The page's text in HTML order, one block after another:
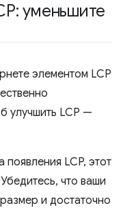
уменьшите
элементом LCP
улучшить LCP —
LCP, этот
что ваши
и достаточно